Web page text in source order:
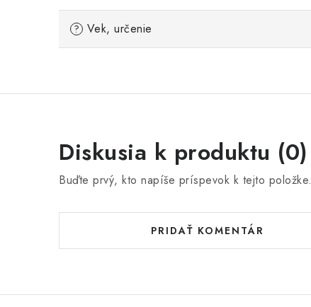
? Vek, určenie
Diskusia k produktu (0)
Buďte prvý, kto napíše príspevok k tejto položke.
PRIDAŤ KOMENTÁR